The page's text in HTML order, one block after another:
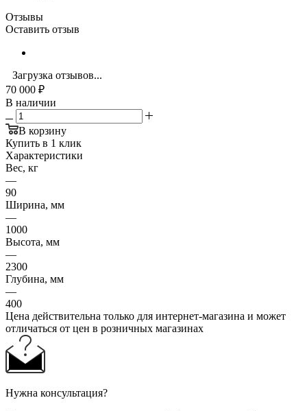
Отзывы
Оставить отзыв
Загрузка отзывов...
70 000 ₽
В наличии
В корзину
Купить в 1 клик
Характеристики
Вес, кг
—
90
Ширина, мм
—
1000
Высота, мм
—
2300
Глубина, мм
—
400
Цена действительна только для интернет-магазина и может
отличаться от цен в розничных магазинах
Нужна консультация?